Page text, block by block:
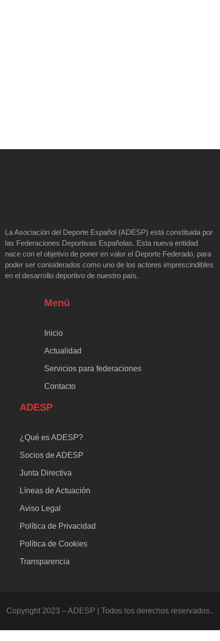
La Asociación del Deporte Español (ADESP) está constituida por
las Federaciones Deportivas Españolas. Esta nueva entidad
nace con el objetivo de poner en valor el Deporte Federado, para
poder ser considerados como uno de los actores imprescindibles
en el desarrollo deportivo de nuestro país.
Menú
Inicio
Actualidad
Servicios para federaciones
Contacto
ADESP
¿Qué es ADESP?
Socios de ADESP
Junta Directiva
Líneas de Actuación
Aviso Legal
Política de Privacidad
Política de Cookies
Transparencia
Copyright 2023 – ADESP | Todos los derechos reservados..